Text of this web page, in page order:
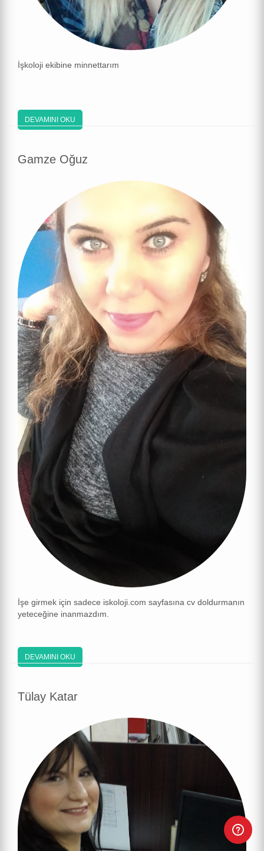
İşkoloji ekibine minnettarım
DEVAMINI OKU
Gamze Oğuz
İşe girmek için sadece iskoloji.com sayfasına cv doldurmanın
yeteceğine inanmazdım.
DEVAMINI OKU
Tülay Katar